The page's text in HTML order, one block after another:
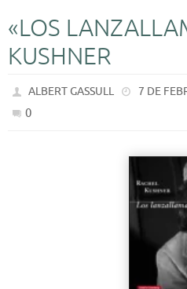
«LOS
KUSHNER
ALBERT GASSULL 7 DE
0